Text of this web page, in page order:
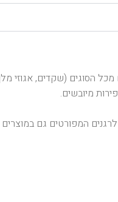
מכל הסוגים (שקדים, אגוזי
מיובשים.
המפורטים גם